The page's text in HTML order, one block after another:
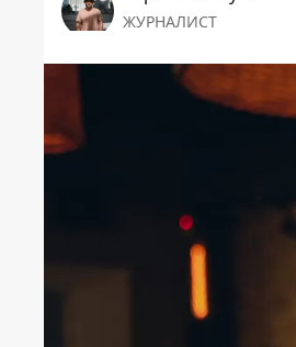
ЖУРНАЛИСТ